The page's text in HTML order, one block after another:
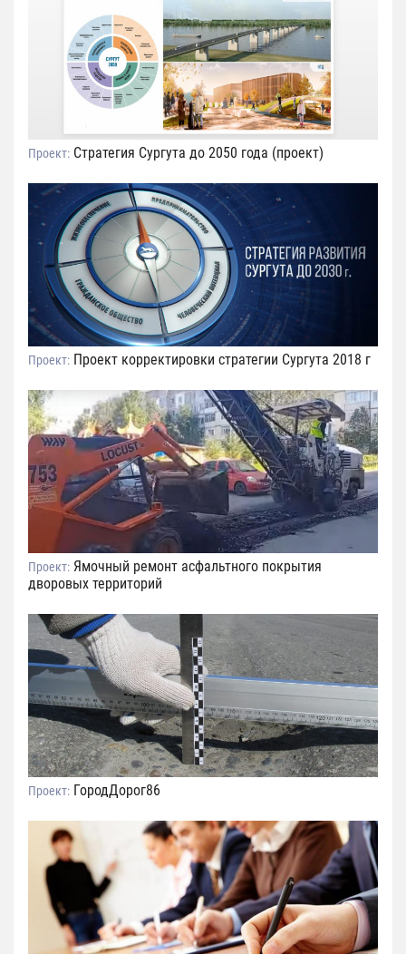
Проект: Стратегия Сургута до 2050 года (проект)
Проект: Проект корректировки стратегии Сургута 2018 г
Проект: Ямочный ремонт асфальтного покрытия
дворовых территорий
Проект: ГородДорог86